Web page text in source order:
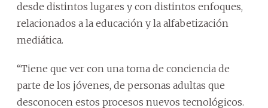
desde distintos lugares y con distintos enfoques,
relacionados a la educación y la alfabetización
mediática.
“Tiene que ver con una toma de conciencia de
parte de los jóvenes, de personas adultas que
desconocen estos procesos nuevos tecnológicos.